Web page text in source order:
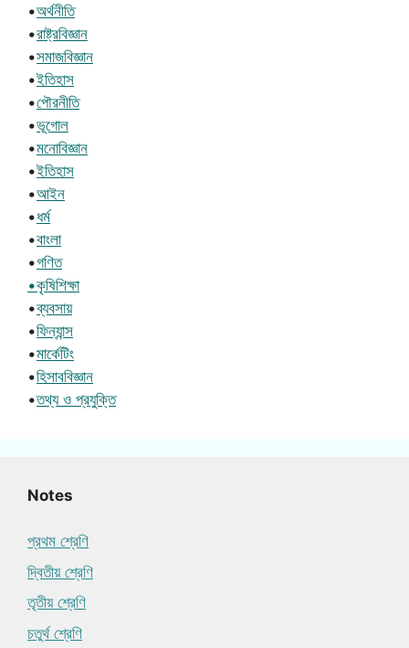
•অর্থনীতি
•রাষ্ট্রবিজ্ঞান
•সমাজবিজ্ঞান
•ইতিহাস
•পৌরনীতি
•ভূগোল
•মনোবিজ্ঞান
•ইতিহাস
•আইন
•ধর্ম
•বাংলা
•গণিত
•কৃষিশিক্ষা
•ব্যবসায়
•ফিন্যান্স
•মার্কেটিং
•হিসাববিজ্ঞান
•তথ্য ও প্রযুক্তি
Notes
প্রথম শ্রেণি
দ্বিতীয় শ্রেণি
তৃতীয় শ্রেণি
চতুর্থ শ্রেণি